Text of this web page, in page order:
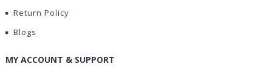
Return Policy
Blogs
MY ACCOUNT & SUPPORT